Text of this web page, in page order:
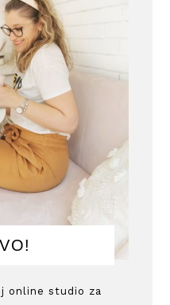
online studio za